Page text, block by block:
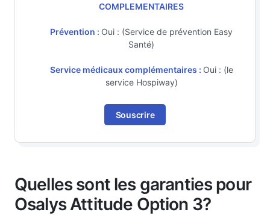
COMPLEMENTAIRES
Prévention : Oui : (Service de prévention Easy
Santé)
Service médicaux complémentaires : Oui : (le
service Hospiway)
Souscrire
Quelles sont les garanties pour
Osalys Attitude Option 3?